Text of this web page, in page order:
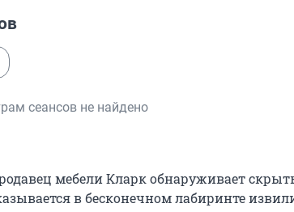
сеансов не найдено
мебели Кларк обнаруживает
в бесконечном лабиринте